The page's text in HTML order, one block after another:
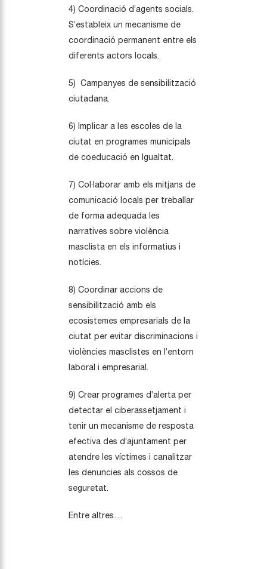
4) Coordinació d’agents socials.
S’estableix un mecanisme de
coordinació permanent entre els
diferents actors locals.
5) Campanyes de sensibilització
ciutadana.
6) Implicar a les escoles de la
ciutat en programes municipals
de coeducació en Igualtat.
7) Col·laborar amb els mitjans de
comunicació locals per treballar
de forma adequada les
narratives sobre violència
masclista en els informatius i
notícies.
8) Coordinar accions de
sensibilització amb els
ecosistemes empresarials de la
ciutat per evitar discriminacions i
violències masclistes en l’entorn
laboral i empresarial.
9) Crear programes d’alerta per
detectar el ciberassetjament i
tenir un mecanisme de resposta
efectiva des d’ajuntament per
atendre les víctimes i canalitzar
les denuncies als cossos de
seguretat.
Entre altres…